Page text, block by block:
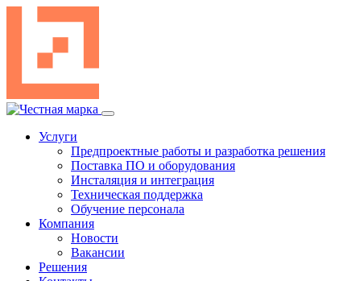
содержимому
Услуги
Предпроектные работы и разработка решения
Поставка ПО и оборудования
Инсталяция и интеграция
Техническая поддержка
Обучение персонала
Компания
Новости
Вакансии
Решения